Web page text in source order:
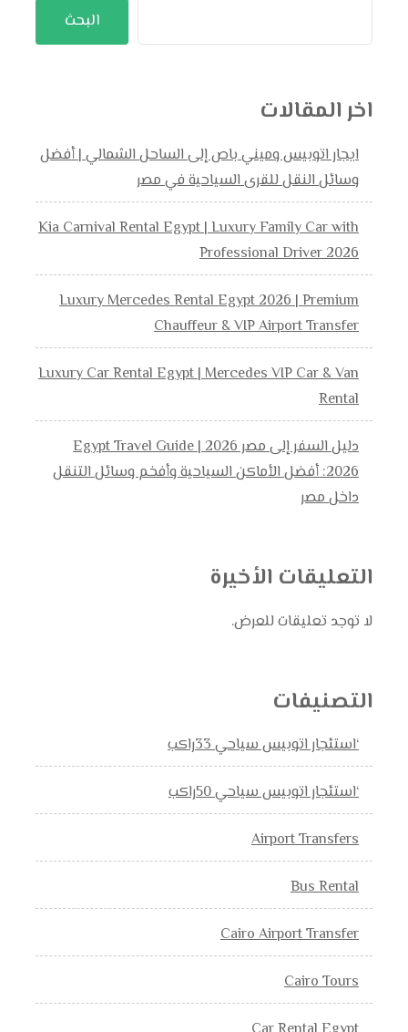
البحث
اخر المقالات
ايجار اتوبيس وميني باص إلى الساحل الشمالي | أفضل
وسائل النقل للقرى السياحية في مصر
Kia Carnival Rental Egypt | Luxury Family Car with
Professional Driver 2026
Luxury Mercedes Rental Egypt 2026 | Premium
Chauffeur & VIP Airport Transfer
Luxury Car Rental Egypt | Mercedes VIP Car & Van
Rental
دليل السفر إلى مصر 2026 | Egypt Travel Guide
2026: أفضل الأماكن السياحية وأفخم وسائل التنقل
داخل مصر
التعليقات الأخيرة
لا توجد تعليقات للعرض.
التصنيفات
‘استئجار اتوبيس سياحي 33راكب
‘استئجار اتوبيس سياحي 50راكب
Airport Transfers
Bus Rental
Cairo Airport Transfer
Cairo Tours